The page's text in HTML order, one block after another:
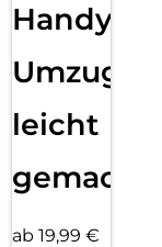
Handy
Umzug
leicht
gemacht!
ab 19,99 €